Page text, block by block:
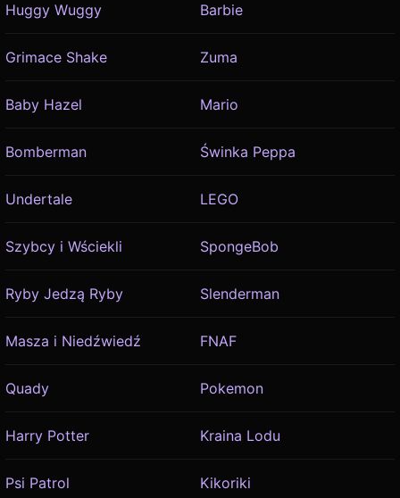
Huggy Wuggy Barbie
Grimace Shake Zuma
Baby Hazel Mario
Bomberman Świnka Peppa
Undertale LEGO
Szybcy i Wściekli SpongeBob
Ryby Jedzą Ryby Slenderman
Masza i Niedźwiedź FNAF
Quady Pokemon
Harry Potter Kraina Lodu
Psi Patrol Kikoriki